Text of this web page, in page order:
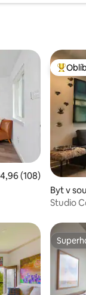
hodnocení
4,96 (108)
Byt v
ve
Studio